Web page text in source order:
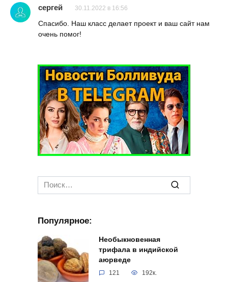
сергей 30.11.2022 в 16:56
Спасибо. Наш класс делает проект и ваш сайт нам
очень помог!
Search
for:
Популярное:
Необыкновенная
трифала в индийской
аюрведе
121 192к.